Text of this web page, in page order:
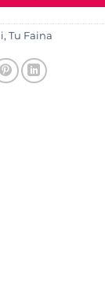
, Tu Faina